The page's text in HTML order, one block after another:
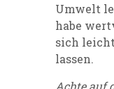
Umwelt
habe
sich
lassen.
Achte auf